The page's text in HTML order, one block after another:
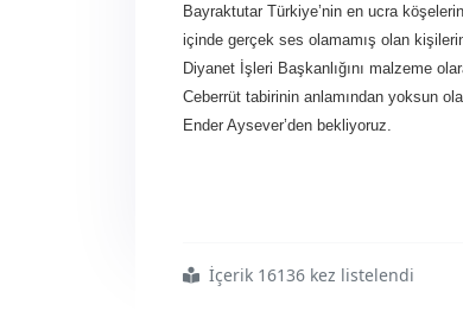
Bayraktutar Türkiye’nin en ucra
içinde gerçek ses olamamış olan
Diyanet İşleri Başkanlığını malzeme
Ceberrüt tabirinin anlamından yoksun
Ender Aysever’den bekliyoruz.
#kınıyoruz
İçerik 16136 kez listelendi